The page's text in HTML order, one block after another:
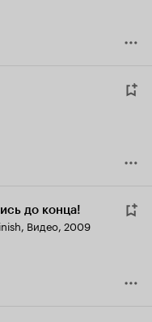
до конца!
, Видео, 2009